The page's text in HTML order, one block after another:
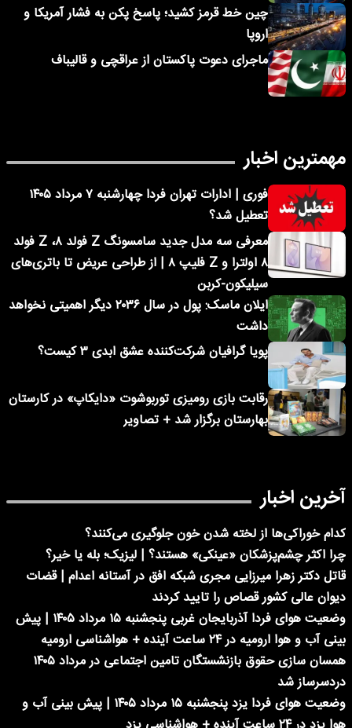
چین خط قرمز کشید؛ پاسخ پکن به فشار آمریکا و
اروپا
ماجرای دعوت پاکستان از عراقچی و قالیباف
مهمترین اخبار
فوری | ادارات تهران فردا چهارشنبه ۷ مرداد ۱۴۰۵
تعطیل شد؟
معرفی سه مدل جدید سامسونگ Z فولد ۸، Z فولد
۸ اولترا و Z فلیپ ۸ | از طراحی عریض تا باتری‌های
سیلیکون-کربن
ایلان ماسک: پول در سال ۲۰۳۶ دیگر اهمیتی نخواهد
داشت
پویا گرافیان شرکت‌کننده عشق ابدی ۳ کیست؟
رقابت بازی رومیزی توربوشوت «دایکاپ» در کارستان
بهارستان برگزار شد + تصاویر
آخرین اخبار
کدام خوراکی‌ها از لخته شدن خون جلوگیری می‌کنند؟
چرا اکثر چشم‌پزشکان «عینکی» هستند؟ | لیزیک؛ بله یا خیر؟
قاتل دکتر زهرا میرزایی مجری شبکه افق در آستانه اعدام | قضات
دیوان عالی کشور قصاص را تایید کردند
وضعیت هوای فردا آذربایجان غربی پنجشنبه ۱۵ مرداد ۱۴۰۵ | پیش
بینی آب و هوا ارومیه در ۲۴ ساعت آینده + هواشناسی ارومیه
همسان سازی حقوق بازنشستگان تامین اجتماعی در مرداد ۱۴۰۵
دردسرساز شد
وضعیت هوای فردا یزد پنجشنبه ۱۵ مرداد ۱۴۰۵ | پیش بینی آب و